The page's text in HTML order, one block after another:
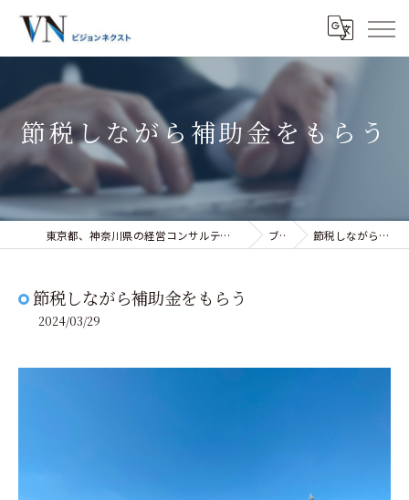
節税しながら補助金をもらう
東京都、神奈川県の経営コンサルティングなら株式会社ビジョンネクスト ブログ 節税しながら補助金をもらう
節税しながら補助金をもらう
2024/03/29